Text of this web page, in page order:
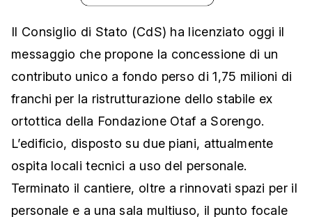
Il Consiglio di Stato (CdS) ha licenziato oggi il
messaggio che propone la concessione di un
contributo unico a fondo perso di 1,75 milioni di
franchi per la ristrutturazione dello stabile ex
ortottica della Fondazione Otaf a Sorengo.
L’edificio, disposto su due piani, attualmente
ospita locali tecnici a uso del personale.
Terminato il cantiere, oltre a rinnovati spazi per il
personale e a una sala multiuso, il punto focale